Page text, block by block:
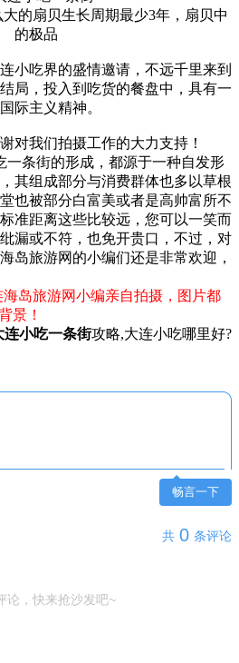
的扇贝生长周期最少3年，扇贝中
的极品
小吃界的盛情邀请，不远千里来到
局，投入到吃货的餐盘中，具有一
际主义精神。
对我们拍摄工作的大力支持！
一条街的形成，都源于一种自发形
其组成部分与消费群体也多以草根
也被部分白富美或者是高帅富所不
准距离这些比较远，您可以一笑而
漏或不符，也免开贵口，不过，对
岛旅游网的小编们还是非常欢迎，
岛旅游网小编亲自拍摄，图片都
景！
连小吃一条街攻略,大连小吃哪里好?
畅言一下
共 0 条评论
论，快来抢沙发吧~